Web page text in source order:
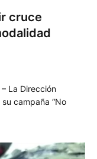
cruce
La Dirección
campaña “No